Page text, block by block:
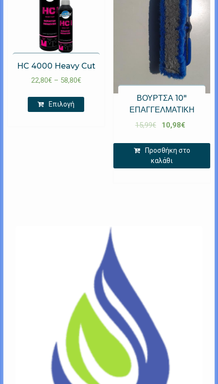
HC 4000 Heavy Cut
22,80€– 58,80€
Επιλογή
ΒΟΥΡΤΣΑ 10″
ΕΠΑΓΓΕΛΜΑΤΙΚΗ
15,99€ 10,98€
Προσθήκη στο
καλάθι